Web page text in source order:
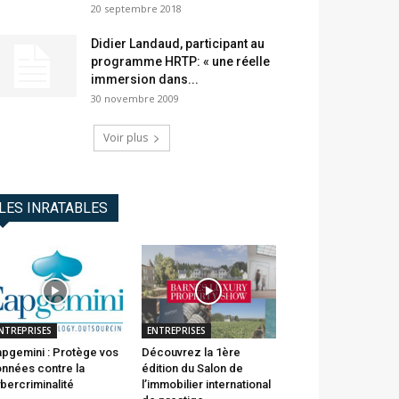
20 septembre 2018
Didier Landaud, participant au
programme HRTP: « une réelle
immersion dans...
30 novembre 2009
Voir plus
LES INRATABLES
: Protège vos
contre la
ENTREPRISES
Découvrez la 1ère
édition du Salon de
l’immobilier international